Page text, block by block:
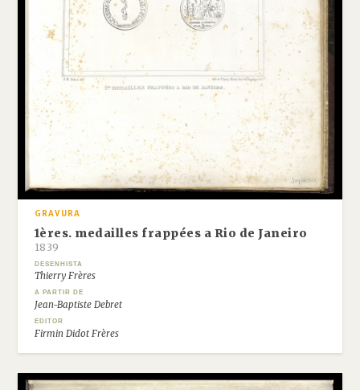
GRAVURA
1ères. medailles frappées a Rio de Janeiro
1839
DESENHISTA
Thierry Frères
A PARTIR DE
Jean-Baptiste Debret
EDITOR
Firmin Didot Frères